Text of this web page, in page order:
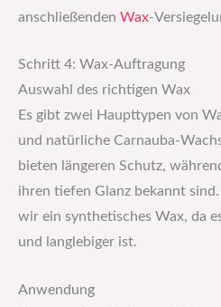
anschließenden Wax-
Schritt 4: Wax-Auftragung
Auswahl des richtigen Wax
Es gibt zwei Haupttypen von
und natürliche Carnauba-
bieten längeren Schutz,
ihren tiefen Glanz bekannt
wir ein synthetisches Wax, da
und langlebiger ist.
Anwendung